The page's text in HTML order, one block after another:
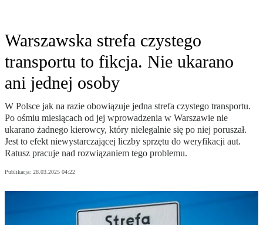
Warszawska strefa czystego
transportu to fikcja. Nie ukarano
ani jednej osoby
W Polsce jak na razie obowiązuje jedna strefa czystego transportu.
Po ośmiu miesiącach od jej wprowadzenia w Warszawie nie
ukarano żadnego kierowcy, który nielegalnie się po niej poruszał.
Jest to efekt niewystarczającej liczby sprzętu do weryfikacji aut.
Ratusz pracuje nad rozwiązaniem tego problemu.
Publikacja: 28.03.2025 04:22